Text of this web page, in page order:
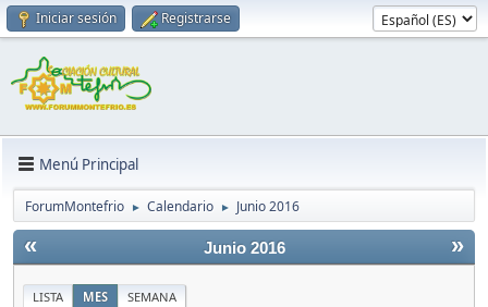
Iniciar sesión Registrarse
Menú Principal
ForumMontefrio ► Calendario ► Junio 2016
« »
Junio 2016
LISTA MES SEMANA